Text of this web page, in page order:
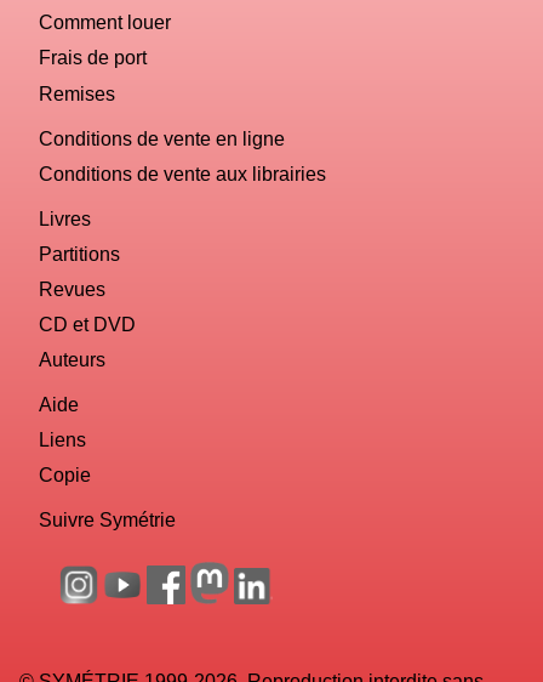
Comment louer
Frais de port
Remises
Conditions de vente en ligne
Conditions de vente aux librairies
Livres
Partitions
Revues
CD et DVD
Auteurs
Aide
Liens
Copie
Suivre Symétrie